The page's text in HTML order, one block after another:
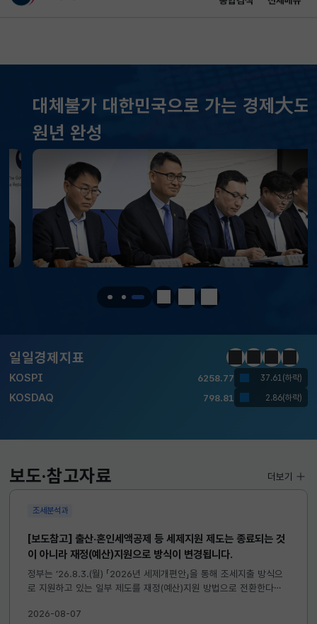
대체불가 대한민국으로 가는 경제大도약
원년 완성
정지 이전 다음
일일경제지표
KOSPI 6258.77 37.61(하락)
KOSDAQ
국고채(3년) 3.746 0.004(상승)
1410.6000 13.2000(하락)
KOSPI 6258.77 37.61(하락)
KOSDAQ 798.81 2.86(하락)
KOSPI 6258.77 37.61(하락)
KOSDAQ 798.81 2.86(하락)
국고채(3년)
정지이전다음일일경
보도·참고자료
조세분석과
[보도참고] 출산·혼인세액공제 등 세제지원 제도는 종료되는 것
이 아니라 재정(예산)지원으로 방식이 변경됩니다.
정부는 ’26.8.3.(월) 「2026년 세제개편안」을 통해 조세지출 방식으
로 지원하고 있는 일부 제도를 재정(예산)지원 방법으로 전환한다고
2026-08-07
더보기